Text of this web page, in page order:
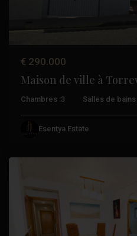
€ 290.000
Maison de ville à
Chambres :3 Salles de bains
Esentya Estate